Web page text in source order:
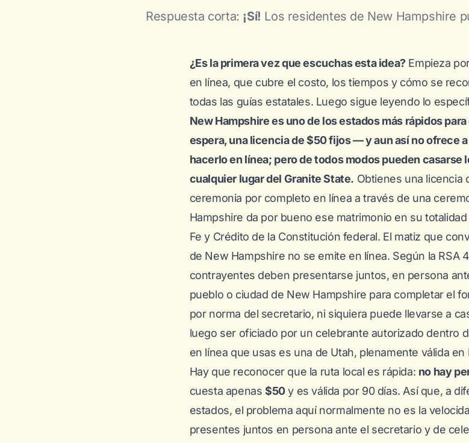
Respuesta corta: ¡Sí! Los residentes de New Hampshire
¿Es la primera vez que escuchas esta idea?Empieza
en línea, que cubre el costo, los tiempos y cómo se
todas las guías estatales. Luego sigue leyendo lo
New Hampshire es uno de los estados más rápidos
espera, una licencia de $50 fijos — y aun así no ofrece
hacerlo en línea; pero de todos modos pueden
cualquier lugar del Granite State. Obtienes una licencia
ceremonia por completo en línea a través de una
Hampshire da por bueno ese matrimonio en su
Fe y Crédito de la Constitución federal. El matiz que
de New Hampshire no se emite en línea. Según la RSA
contrayentes deben presentarse juntos, en persona
pueblo o ciudad de New Hampshire para completar el
por norma del secretario, ni siquiera puede llevarse a
luego ser oficiado por un celebrante autorizado dentro
en línea que usas es una de Utah, plenamente válida
Hay que reconocer que la ruta local es rápida: no hay
cuesta apenas $50y es válida por 90 días. Así que, a
estados, el problema aquí normalmente no es la
presentes juntos en persona ante el secretario y de